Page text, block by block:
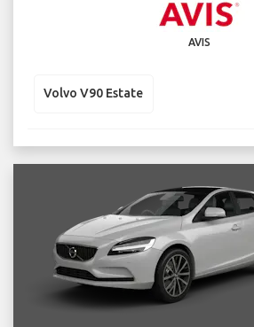
AVIS
Volvo V90 Estate